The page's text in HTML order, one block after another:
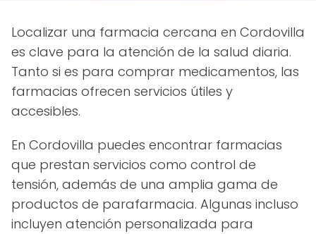
Localizar una farmacia cercana en Cordovilla
es clave para la atención de la salud diaria.
Tanto si es para comprar medicamentos, las
farmacias ofrecen servicios útiles y
accesibles.
En Cordovilla puedes encontrar farmacias
que prestan servicios como control de
tensión, además de una amplia gama de
productos de parafarmacia. Algunas incluso
incluyen atención personalizada para